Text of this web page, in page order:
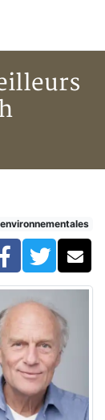
du Dr Dietrich
Facebook